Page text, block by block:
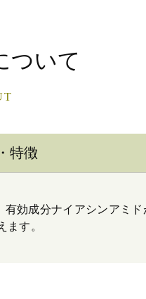
ついて
特徴
成分ナイアシンアミド
す。